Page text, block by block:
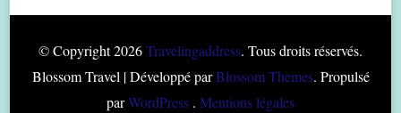
© Copyright 2026Travelingaddress. Tous droits réservés.
Blossom Travel | Développé parBlossom Themes. Propulsé
parWordPress . Mentions légales